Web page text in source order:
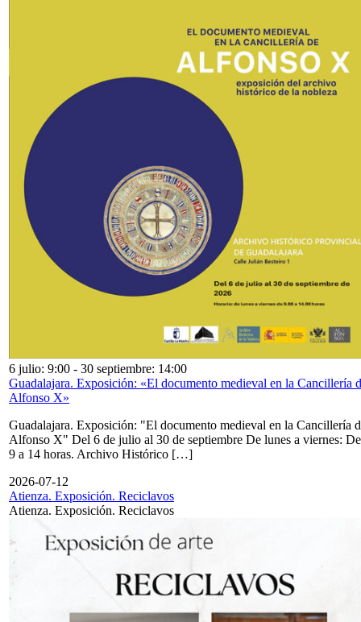
6 julio: 9:00 - 30 septiembre: 14:00
Guadalajara. Exposición: «El documento medieval en la Cancillería
Alfonso X»
Guadalajara. Exposición: "El documento medieval en la Cancillería
Alfonso X" Del 6 de julio al 30 de septiembre De lunes a viernes: De
9 a 14 horas. Archivo Histórico […]
2026-07-12
Atienza. Exposición. Reciclavos
Atienza. Exposición. Reciclavos